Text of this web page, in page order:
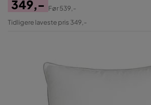
Pris
349,-
Original
Før539,-
Tidligere laveste pris 349,-